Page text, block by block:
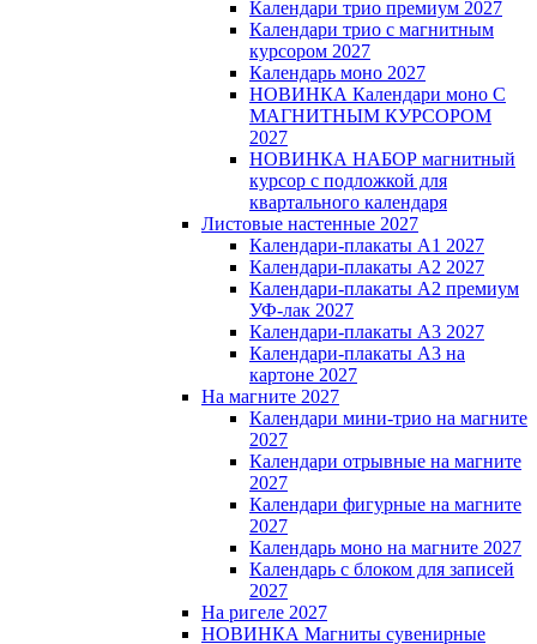
Календари трио премиум 2027
Календари трио с магнитным
курсором 2027
Календарь моно 2027
НОВИНКА Календари моно С
МАГНИТНЫМ КУРСОРОМ
2027
НОВИНКА НАБОР магнитный
курсор с подложкой для
квартального календаря
Листовые настенные 2027
Календари-плакаты А1 2027
Календари-плакаты А2 2027
Календари-плакаты А2 премиум
УФ-лак 2027
Календари-плакаты А3 2027
Календари-плакаты А3 на
картоне 2027
На магните 2027
Календари мини-трио на магните
2027
Календари отрывные на магните
2027
Календари фигурные на магните
2027
Календарь моно на магните 2027
Календарь с блоком для записей
2027
На ригеле 2027
НОВИНКА Магниты сувенирные